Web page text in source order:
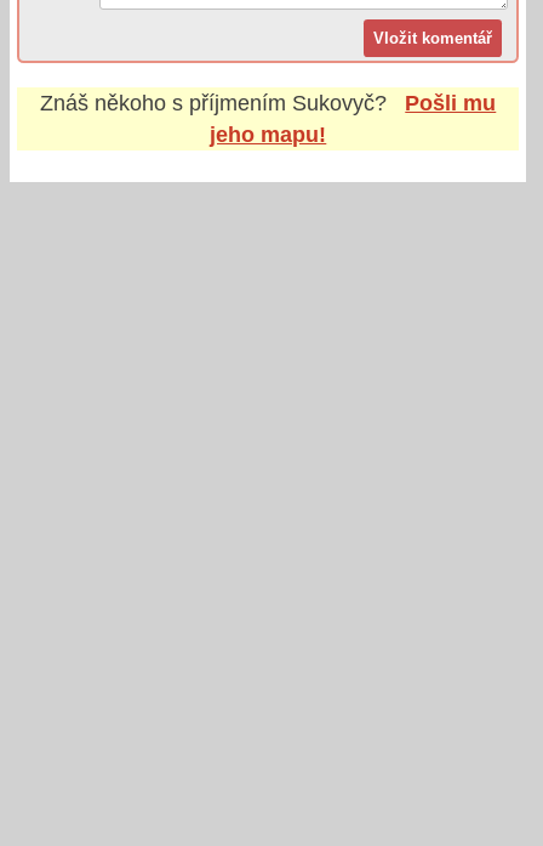
Znáš někoho s příjmením Sukovyč?
Pošli mu
jeho mapu!